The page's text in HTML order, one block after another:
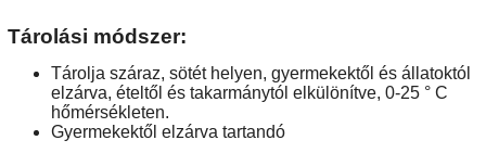
Tárolási módszer:
Tárolja száraz, sötét helyen, gyermekektől és állatoktól
elzárva, ételtől és takarmánytól elkülönítve, 0-25 ° C
hőmérsékleten.
Gyermekektől elzárva tartandó